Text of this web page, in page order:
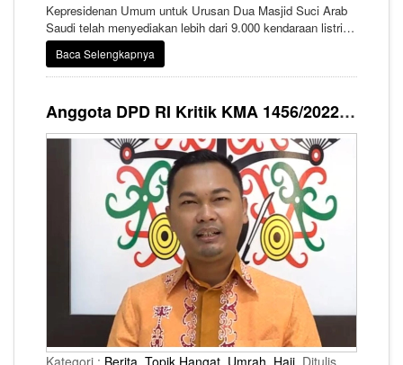
Kepresidenan Umum untuk Urusan Dua Masjid Suci Arab
Saudi telah menyediakan lebih dari 9.000 kendaraan listrik
di Masjidil Haram.
Baca Selengkapnya
Anggota DPD RI Kritik KMA 1456/2022, Jangan Tambah Beban Jemaah!